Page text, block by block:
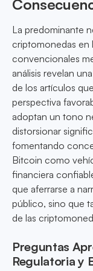
La predominante
criptomonedas en
convencionales
análisis revelan
de los artículos
perspectiva
adoptan un tono
distorsionar
fomentando
Bitcoin como
financiera
que aferrarse a
público, sino que
de las
Preguntas
Regulatoria y